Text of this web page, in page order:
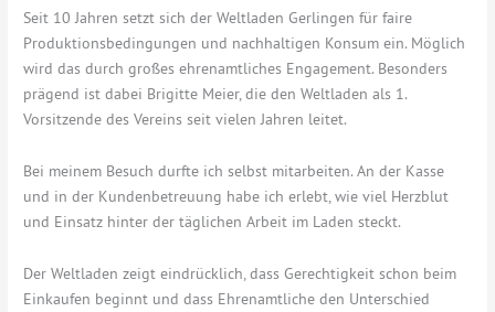
Seit 10 Jahren setzt sich der Weltladen Gerlingen für faire
Produktionsbedingungen und nachhaltigen Konsum ein. Möglich
wird das durch großes ehrenamtliches Engagement. Besonders
prägend ist dabei Brigitte Meier, die den Weltladen als 1.
Vorsitzende des Vereins seit vielen Jahren leitet.
Bei meinem Besuch durfte ich selbst mitarbeiten. An der Kasse
und in der Kundenbetreuung habe ich erlebt, wie viel Herzblut
und Einsatz hinter der täglichen Arbeit im Laden steckt.
Der Weltladen zeigt eindrücklich, dass Gerechtigkeit schon beim
Einkaufen beginnt und dass Ehrenamtliche den Unterschied